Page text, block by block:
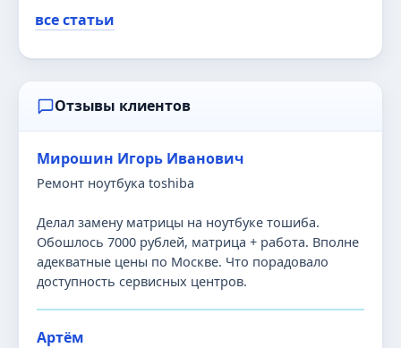
все статьи
Отзывы клиентов
Мирошин Игорь Иванович
Ремонт ноутбука toshiba
Делал замену матрицы на ноутбуке тошиба.
Обошлось 7000 рублей, матрица + работа. Вполне
адекватные цены по Москве. Что порадовало
доступность сервисных центров.
Артём